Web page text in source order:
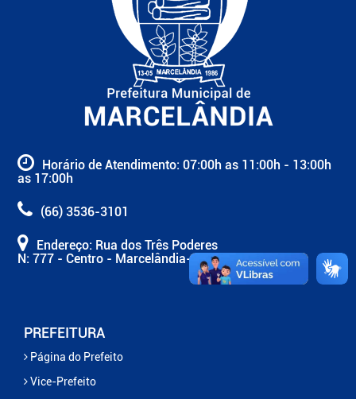
Horário de Atendimento: 07:00h as 11:00h - 13:00h
as 17:00h
(66) 3536-3101
Endereço: Rua dos Três Poderes
N: 777 - Centro - Marcelândia-MT
PREFEITURA
Página do Prefeito
Vice-Prefeito